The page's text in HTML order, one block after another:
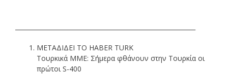
ΜΕΤΑΔΙΔΕΙ ΤΟ HABER TURK
Τουρκικά ΜΜΕ: Σήμερα φθάνουν στην Τουρκία οι
πρώτοι S-400